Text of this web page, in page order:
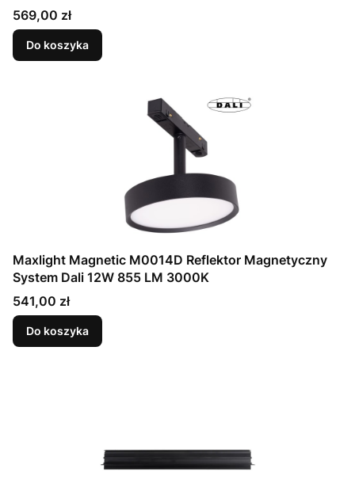
2700/5000K
Cena
569,00 zł
Do koszyka
Maxlight Magnetic M0014D Reflektor Magnetyczny
System Dali 12W 855 LM 3000K
Cena
541,00 zł
Do koszyka